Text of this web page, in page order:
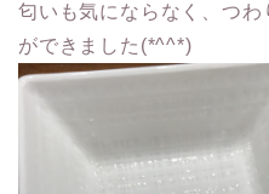
匂いも気にならなく、つわ
ができました(*^^*)